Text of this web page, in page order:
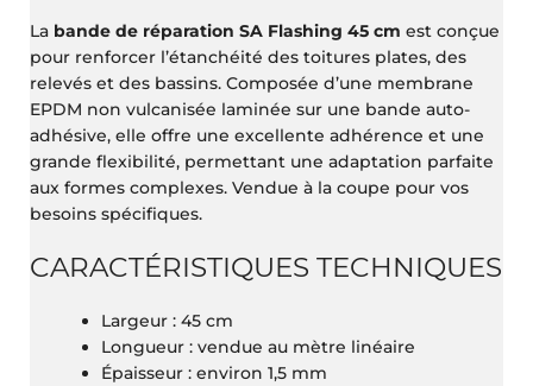
La bande de réparation SA Flashing 45 cm est conçue
pour renforcer l’étanchéité des toitures plates, des
relevés et des bassins. Composée d’une membrane
EPDM non vulcanisée laminée sur une bande auto-
adhésive, elle offre une excellente adhérence et une
grande flexibilité, permettant une adaptation parfaite
aux formes complexes. Vendue à la coupe pour vos
besoins spécifiques.
CARACTÉRISTIQUES TECHNIQUES
Largeur : 45 cm
Longueur : vendue au mètre linéaire
Épaisseur : environ 1,5 mm